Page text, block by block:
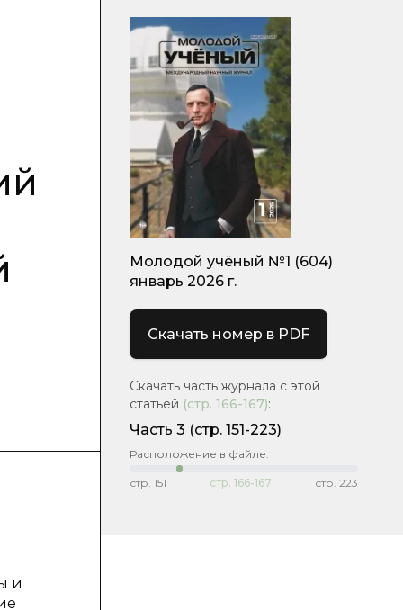
и
Молодой учёный №1 (604)
январь 2026 г.
Скачать номер в PDF
Скачать часть журнала с этой
статьей (стр. 166-167):
Часть 3 (стр. 151-223)
Расположение в файле:
стр. 151 стр. 166-167 стр. 223